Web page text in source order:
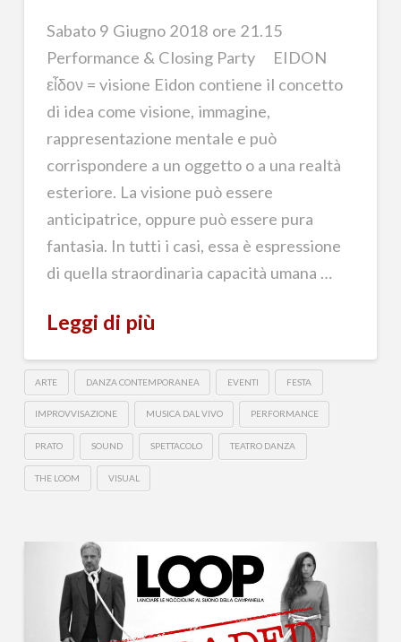
Sabato 9 Giugno 2018 ore 21.15
Performance & Closing Party EIDON
εἶδον = visione Eidon contiene il concetto
di idea come visione, immagine,
rappresentazione mentale e può
corrispondere a un oggetto o a una realtà
esteriore. La visione può essere
anticipatrice, oppure può essere pura
fantasia. In tutti i casi, essa è espressione
di quella straordinaria capacità umana …
Leggi di più
ARTE DANZA CONTEMPORANEA EVENTI FESTA
IMPROVVISAZIONE MUSICA DAL VIVO PERFORMANCE
PRATO SOUND SPETTACOLO TEATRO DANZA
THE LOOM VISUAL